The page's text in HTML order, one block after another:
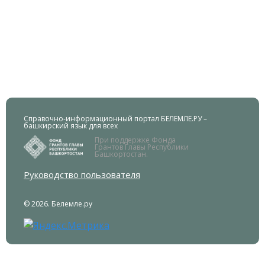
Справочно-информационный портал БЕЛЕМЛЕ.РУ –
башкирский язык для всех
При поддержке Фонда
Грантов Главы Республики
Башкортостан.
Руководство пользователя
© 2026. Белемле.ру